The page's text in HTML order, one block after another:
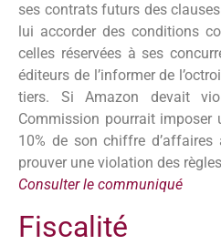
ses contrats futurs des
lui accorder des conditions
celles réservées à ses
éditeurs de l’informer de
tiers. Si Amazon devait
Commission pourrait imposer
10% de son chiffre
prouver une violation des
Consulter le communiqué
Fiscalité